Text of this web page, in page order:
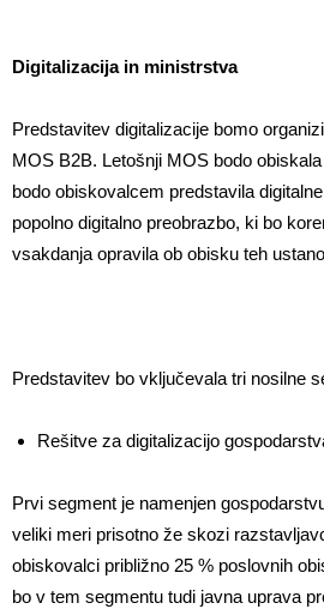
Digitalizacija in ministrstva
Predstavitev digitalizacije bomo
MOS B2B. Letošnji MOS bodo
bodo obiskovalcem predstavila
popolno digitalno preobrazbo, ki bo
vsakdanja opravila ob obisku teh
Predstavitev bo vključevala tri nosilne
Rešitve za digitalizacijo
Prvi segment je namenjen
veliki meri prisotno že skozi
obiskovalci približno 25 % poslovnih
bo v tem segmentu tudi javna uprava